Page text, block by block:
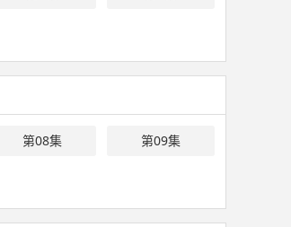
第08集 第09集